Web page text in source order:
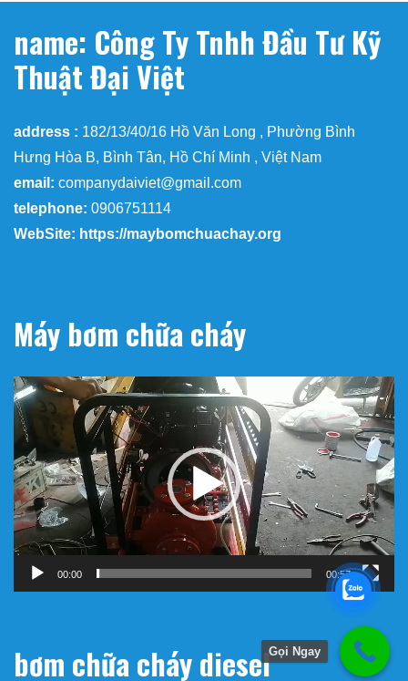
name: Công Ty Tnhh Đầu Tư Kỹ
Thuật Đại Việt
address : 182/13/40/16 Hồ Văn Long , Phường Bình
Hưng Hòa B, Bình Tân, Hồ Chí Minh , Việt Nam
email: companydaiviet@gmail.com
telephone: 0906751114
WebSite: https://maybomchuachay.org
Máy bơm chữa cháy
Trình
chơi
Video
00:00 00:57
bơm chữa cháy dieselGọi Ngay